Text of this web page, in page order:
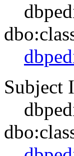
Subject